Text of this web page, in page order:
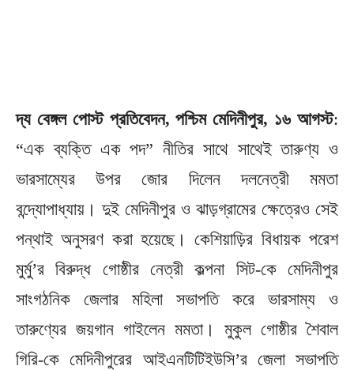
দ্য বেঙ্গল পোস্ট প্রতিবেদন, পশ্চিম মেদিনীপুর, ১৬ আগস্ট:
“এক ব্যক্তি এক পদ” নীতির সাথে সাথেই তারুণ্য ও
ভারসাম্যের উপর জোর দিলেন দলনেত্রী মমতা
বন্দ্যোপাধ্যায়। দুই মেদিনীপুর ও ঝাড়গ্রামের ক্ষেত্রেও সেই
পন্থাই অনুসরণ করা হয়েছে। কেশিয়াড়ির বিধায়ক পরেশ
মুর্মু’র বিরুদ্ধ গোষ্ঠীর নেত্রী কল্পনা সিট-কে মেদিনীপুর
সাংগঠনিক জেলার মহিলা সভাপতি করে ভারসাম্য ও
তারুণ্যের জয়গান গাইলেন মমতা। মুকুল গোষ্ঠীর শৈবাল
গিরি-কে মেদিনীপুরের আইএনটিটিইউসি’র জেলা সভাপতি